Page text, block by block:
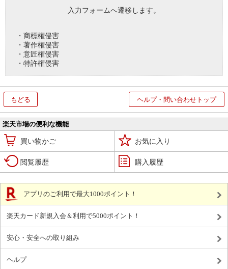
入力フォームへ遷移します。
・商標権侵害
・著作権侵害
・意匠権侵害
・特許権侵害
もどる ヘルプ・問い合わせトップ
楽天市場の便利な機能
買い物かご お気に入り
閲覧履歴 購入履歴
アプリのご利用で最大1000ポイント！
楽天カード新規入会＆利用で5000ポイント！
安心・安全への取り組み
ヘルプ